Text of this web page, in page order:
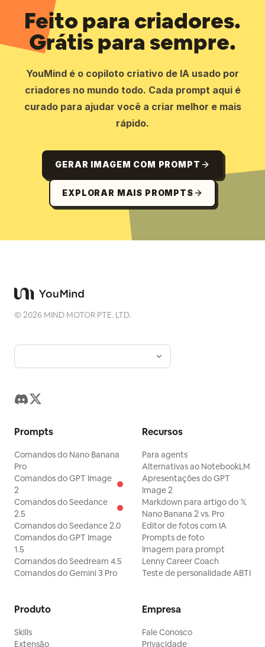
Feito para criadores.
Grátis para sempre.
YouMind é o copiloto criativo de IA usado por
criadores no mundo todo. Cada prompt aqui é
curado para ajudar você a criar melhor e mais
rápido.
GERAR IMAGEM COM PROMPT
EXPLORAR MAIS PROMPTS
©2026 MIND MOTOR PTE. LTD.
Prompts
Comandos do Nano Banana
Pro
Comandos do GPT Image
2
Comandos do Seedance
2.5
Comandos do Seedance 2.0
Comandos do GPT Image
1.5
Comandos do Seedream 4.5
Comandos do Gemini 3 Pro
Recursos
Para agents
Alternativas ao NotebookLM
Apresentações do GPT
Image 2
Markdown para artigo do 𝕏
Nano Banana 2 vs. Pro
Editor de fotos com IA
Prompts de foto
Imagem para prompt
Lenny Career Coach
Teste de personalidade ABTI
Produto
Skills
Extensão
Empresa
Fale Conosco
Privacidade